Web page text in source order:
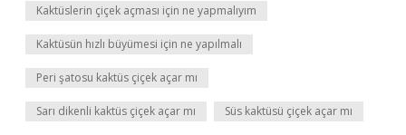
Kaktüslerin çiçek açması için ne yapmalıyım
Kaktüsün hızlı büyümesi için ne yapılmalı
Peri şatosu kaktüs çiçek açar mı
Sarı dikenli kaktüs çiçek açar mı Süs kaktüsü çiçek açar mı